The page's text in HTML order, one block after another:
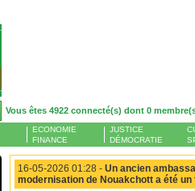
Vous êtes 4922 connecté(s) dont 0
ECONOMIE
FINANCE
JUSTICE
DÉMOCRATIE
16-05-2026 01:28 - Un ancien
modernisation de Nouakchott a été un